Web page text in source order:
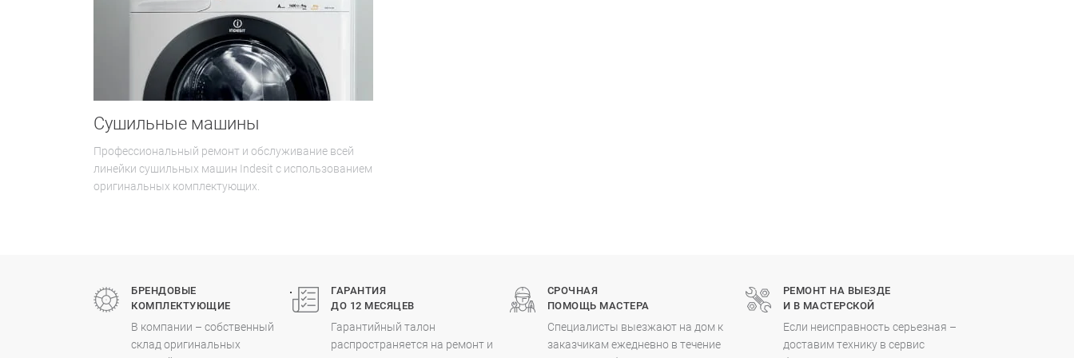
Сушильные машины
Профессиональный ремонт и обслуживание всей
линейки сушильных машин Indesit с использованием
оригинальных комплектующих.
БРЕНДОВЫЕ
КОМПЛЕКТУЮЩИЕ
В компании – собственный
склад оригинальных
.
ГАРАНТИЯ
ДО 12 МЕСЯЦЕВ
Гарантийный талон
распространяется на ремонт и
СРОЧНАЯ
ПОМОЩЬ МАСТЕРА
Специалисты выезжают на дом к
заказчикам ежедневно в течение
РЕМОНТ НА ВЫЕЗДЕ
И В МАСТЕРСКОЙ
Если неисправность серьезная –
доставим технику в сервис